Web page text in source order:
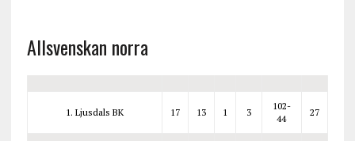
Allsvenskan norra
1. Ljusdals BK 17 13 1 3
102-
44
27